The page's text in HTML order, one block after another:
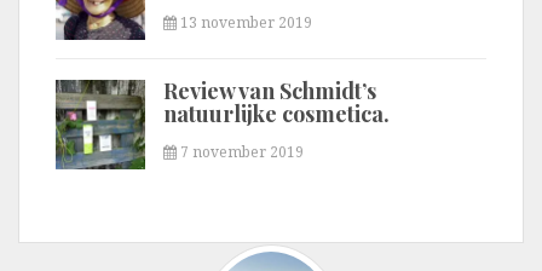
13 november 2019
Review van Schmidt’s
natuurlijke cosmetica.
7 november 2019